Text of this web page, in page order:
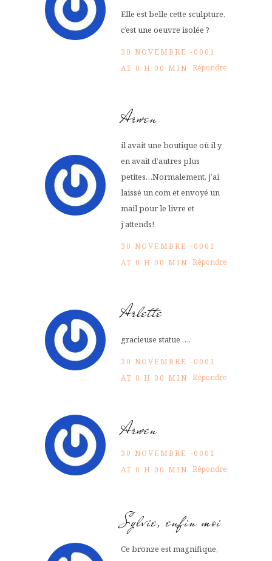
Elle est belle cette sculpture,
c’est une oeuvre isolée ?
30 NOVEMBRE -0001
AT 0 H 00 MIN Répondre
Arwen
il avait une boutique où il y
en avait d’autres plus
petites…Normalement, j’ai
laissé un com et envoyé un
mail pour le livre et
j’attends!
30 NOVEMBRE -0001
AT 0 H 00 MIN Répondre
Arlette
gracieuse statue ….
30 NOVEMBRE -0001
AT 0 H 00 MIN Répondre
Arwen
30 NOVEMBRE -0001
AT 0 H 00 MIN Répondre
Sylvie, enfin moi
Ce bronze est magnifique,